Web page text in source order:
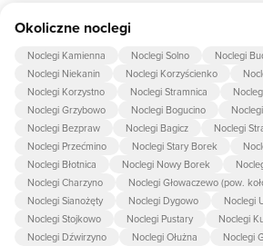
Okoliczne noclegi
Noclegi Kamienna Noclegi Solno
Noclegi
Noclegi Niekanin
Noclegi Korzyścienko
Noclegi Korzystno
Noclegi Stramnica
Noclegi Grzybowo
Noclegi Bogucino
Noclegi Bezpraw
Noclegi Bagicz
Noclegi
Noclegi Przećmino
Noclegi Stary Borek
Noclegi Błotnica
Noclegi Nowy Borek
Noclegi Charzyno
Noclegi Głowaczewo (pow.
Noclegi Sianożęty
Noclegi Dygowo
Noclegi
Noclegi Stojkowo
Noclegi Pustary
Noclegi
Noclegi Dźwirzyno
Noclegi Ołużna
Noclegi